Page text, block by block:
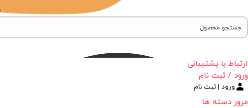
ارتباط با پشتیبانی
ورود / ثبت نام
ورود | ثبت نام
مرور دسته ها